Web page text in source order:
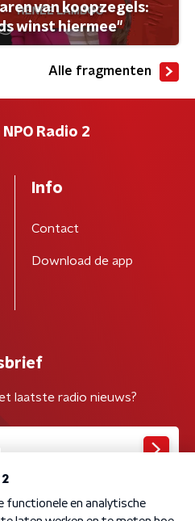
van koopzegels:
winst hiermee"
Alle fragmenten
Radio 2
Info
Contact
Download de app
laatste radio nieuws?